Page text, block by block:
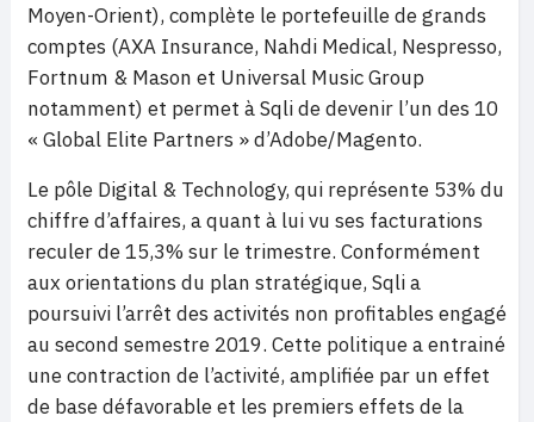
Moyen-Orient), complète le portefeuille de grands
comptes (AXA Insurance, Nahdi Medical, Nespresso,
Fortnum & Mason et Universal Music Group
notamment) et permet à Sqli de devenir l’un des 10
« Global Elite Partners » d’Adobe/Magento.
Le pôle Digital & Technology, qui représente 53% du
chiffre d’affaires, a quant à lui vu ses facturations
reculer de 15,3% sur le trimestre. Conformément
aux orientations du plan stratégique, Sqli a
poursuivi l’arrêt des activités non profitables engagé
au second semestre 2019. Cette politique a entrainé
une contraction de l’activité, amplifiée par un effet
de base défavorable et les premiers effets de la